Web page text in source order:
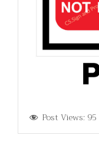
Post Views: 95